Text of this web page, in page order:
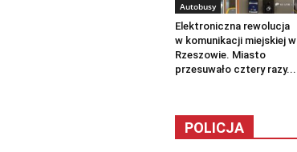
Autobusy
Elektroniczna rewolucja
w komunikacji miejskiej w
Rzeszowie. Miasto
przesuwało cztery razy...
POLICJA